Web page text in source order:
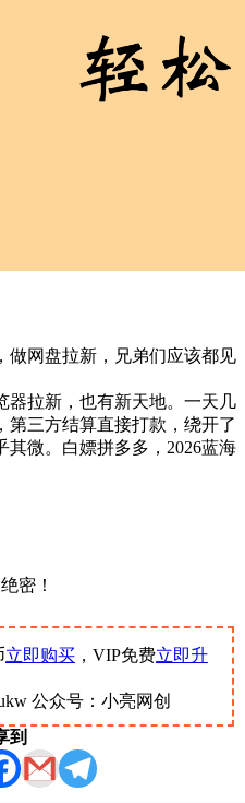
做网盘拉新，兄弟们应该都见
器拉新，也有新天地。一天几
第三方结算直接打款，绕开了
其微。白嫖拼多多，2026蓝海
密！
立即购买 ，VIP免费立即升
若资源失效，请加微信：dipukw 公众号：小亮网创
到